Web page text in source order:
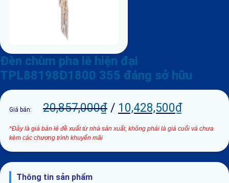
Đèn chùm pha lê hiện đại
TPL88198D1800 355 đáng sở hữu
Giá bán: 20,857,000₫ / 10,428,500₫
*Đây là giá bán lẻ đề xuất từ nhà sản xuất, không phải là giá cuối và chưa
kèm các chương trình khuyến mãi
Thông tin sản phẩm